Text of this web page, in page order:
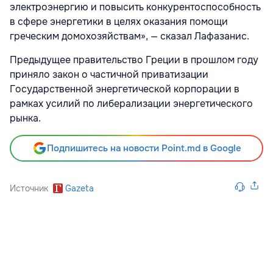
электроэнергию и повысить конкурентоспособность
в сфере энергетики в целях оказания помощи
греческим домохозяйствам», — сказал Лафазанис.
Предыдущее правительство Греции в прошлом году
приняло закон о частичной приватизации
Государственной энергетической корпорации в
рамках усилий по либерализации энергетического
рынка.
Подпишитесь на новости Point.md в Google
Источник Gazeta